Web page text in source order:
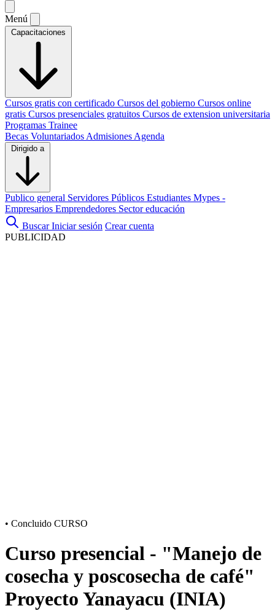
Menú
Capacitaciones
Cursos gratis con certificado Cursos del gobierno Cursos online
gratis Cursos presenciales gratuitos Cursos de extension universitaria
Programas Trainee
Becas Voluntariados Admisiones Agenda
Dirigido a
Publico general Servidores Públicos Estudiantes Mypes -
Empresarios Emprendedores Sector educación
Buscar Iniciar sesión Crear cuenta
PUBLICIDAD
• Concluido CURSO
Curso presencial - "Manejo de
cosecha y poscosecha de café"
Proyecto Yanayacu (INIA)